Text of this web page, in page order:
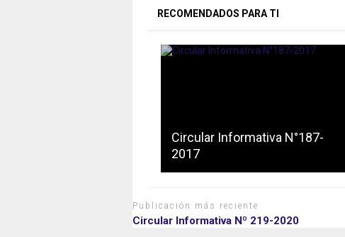
RECOMENDADOS PARA TI
Circular Informativa N°187-
2017
Publicación más reciente
Circular Informativa Nº 219-2020